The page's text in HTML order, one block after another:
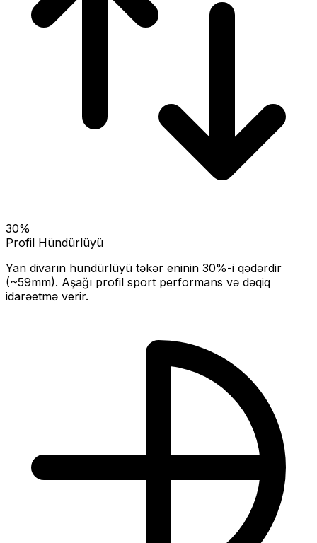
30%
Profil Hündürlüyü
Yan divarın hündürlüyü təkər eninin 30%-i qədərdir
(~59mm). Aşağı profil sport performans və dəqiq
idarəetmə verir.